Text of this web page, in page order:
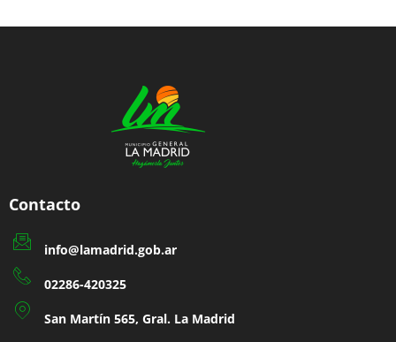
m
Contacto
info@lamadrid.gob.ar
02286-420325
San Martín 565, Gral. La Madrid